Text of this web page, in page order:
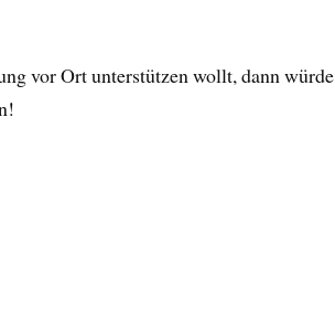
vor Ort unterstützen wollt, dann würde